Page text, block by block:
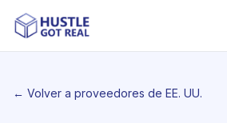
← Volver a proveedores de EE. UU.